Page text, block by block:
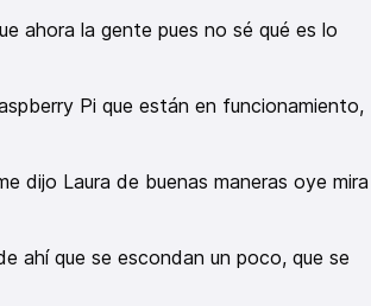
ahora la gente pues no sé qué es lo
Pi que están en funcionamiento,
dijo Laura de buenas maneras oye mira
ahí que se escondan un poco, que se